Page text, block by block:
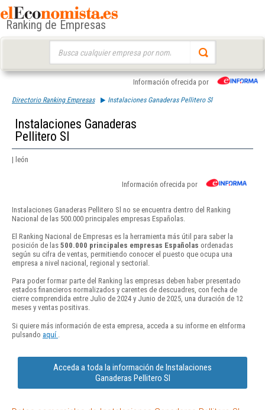
Ranking de Empresas
Información ofrecida por
Directorio Ranking Empresas Instalaciones Ganaderas Pellitero Sl
Instalaciones Ganaderas
Pellitero Sl
| león
Información ofrecida por
Instalaciones Ganaderas Pellitero Sl no se encuentra dentro del Ranking
Nacional de las 500.000 principales empresas Españolas.
El Ranking Nacional de Empresas es la herramienta más útil para saber la
posición de las 500.000 principales empresas Españolas ordenadas
según su cifra de ventas, permitiendo conocer el puesto que ocupa una
empresa a nivel nacional, regional y sectorial.
Para poder formar parte del Ranking las empresas deben haber presentado
estados financieros normalizados y carentes de descuadres, con fecha de
cierre comprendida entre Julio de 2024 y Junio de 2025, una duración de 12
meses y ventas positivas.
Si quiere más información de esta empresa, acceda a su informe en eInforma
pulsando aquí
Acceda a toda la información de Instalaciones
Ganaderas Pellitero Sl